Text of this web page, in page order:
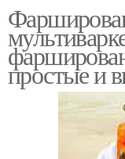
простые и